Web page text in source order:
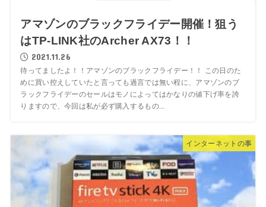
アマゾンのブラックフライデー開催！狙う
はTP-LINK社のArcher AX73！！
2021.11.26
待ってましたよ！！アマゾンのブラックフライデー！！ この日のた
めに買い控えしていたと言っても過言では無い程に、アマゾンのブ
ラックフライデーのセールはモノによってはかなりの値下げ率を誇
りますので、今回は私が必ず購入するもの...
インターネットの事